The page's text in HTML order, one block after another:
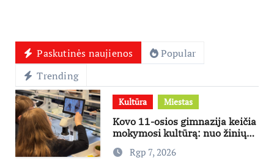
Paskutinės naujienos
Popular
Trending
Kultūra Miestas
Kovo 11-osios gimnazija keičia
mokymosi kultūrą: nuo žinių
kaupimo – prie jų supratimo ir
taikymo
Rgp 7, 2026